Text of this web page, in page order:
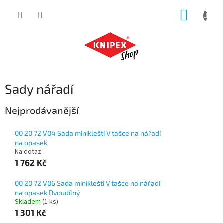
Sady nářadí
Nejprodávanější
00 20 72 V04 Sada minikleští V tašce na nářadí
na opasek
Na dotaz
1 762 Kč
00 20 72 V06 Sada minikleští V tašce na nářadí
na opasek Dvoudílný
Skladem (1 ks)
1 301 Kč